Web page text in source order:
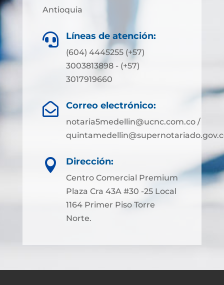
Antioquia
 Líneas de atención:
(604) 4445255 (+57)
3003813898 - (+57)
3017919660
 Correo electrónico:
notaria5medellin@ucnc.com.co /
 Dirección:
Centro Comercial Premium
Plaza Cra 43A #30 -25 Local
1164 Primer Piso Torre
Norte.